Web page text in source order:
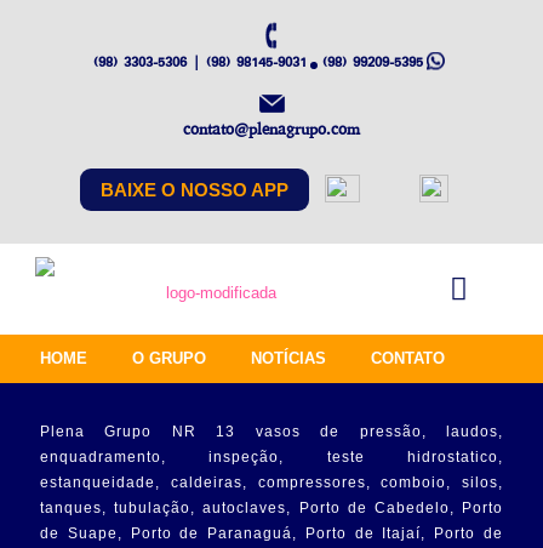
(98) 3303-5306 | (98) 98145-9031 (98) 99209-5395
contato@plenagrupo.com
BAIXE O NOSSO APP
HOME O GRUPO NOTÍCIAS CONTATO
Plena Grupo NR 13 vasos de pressão, laudos,
enquadramento, inspeção, teste hidrostatico,
estanqueidade, caldeiras, compressores, comboio, silos,
tanques, tubulação, autoclaves, Porto de Cabedelo, Porto
de Suape, Porto de Paranaguá, Porto de Itajaí, Porto de